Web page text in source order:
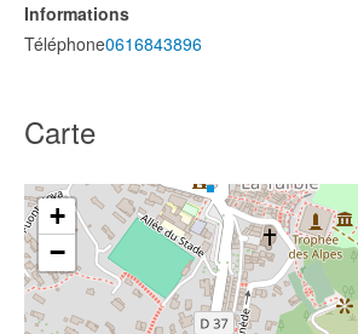
Informations
Téléphone0616843896
Carte
+
−